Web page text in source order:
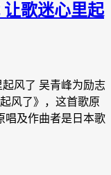
歌迷心里起
风了 吴青峰为励志
风了》，这首歌原
唱及作曲者是日本歌